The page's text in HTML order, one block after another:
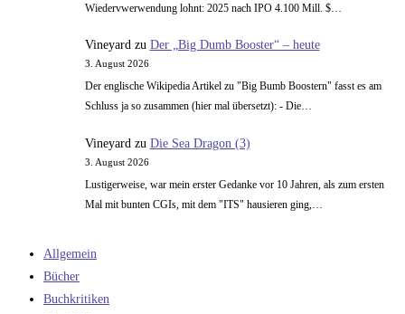
Wiedervwerwendung lohnt: 2025 nach IPO 4.100 Mill. $…
Vineyardzu Der „Big Dumb Booster“ – heute
3. August 2026
Der englische Wikipedia Artikel zu "Big Bumb Boostern" fasst es am
Schluss ja so zusammen (hier mal übersetzt): - Die…
Vineyard zu Die Sea Dragon (3)
3. August 2026
Lustigerweise, war mein erster Gedanke vor 10 Jahren, als zum ersten
Mal mit bunten CGIs, mit dem "ITS" hausieren ging,…
Allgemein
Bücher
Buchkritiken